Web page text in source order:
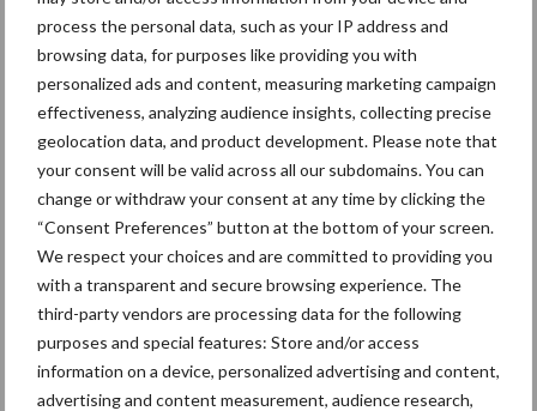
process the personal data, such as your IP address and
browsing data, for purposes like providing you with
personalized ads and content, measuring marketing campaign
effectiveness, analyzing audience insights, collecting precise
geolocation data, and product development. Please note that
your consent will be valid across all our subdomains. You can
change or withdraw your consent at any time by clicking the
“Consent Preferences” button at the bottom of your screen.
We respect your choices and are committed to providing you
with a transparent and secure browsing experience. The
third-party vendors are processing data for the following
purposes and special features: Store and/or access
information on a device, personalized advertising and content,
advertising and content measurement, audience research,
Aanbevolen voor jou! ondernemen
Droogte zet landbouw
opnieuw onder druk:
klimaatverandering
versterkt watertekort
Buitenuitloop: hoeveel
nutriënten halen varkens
daaruit?